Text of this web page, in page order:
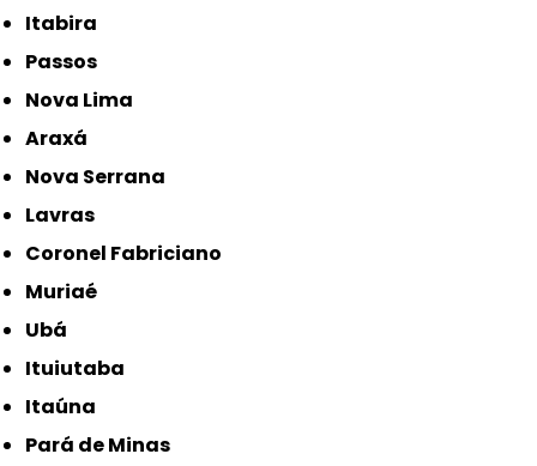
Itabira
Passos
Nova Lima
Araxá
Nova Serrana
Lavras
Coronel Fabriciano
Muriaé
Ubá
Ituiutaba
Itaúna
Pará de Minas